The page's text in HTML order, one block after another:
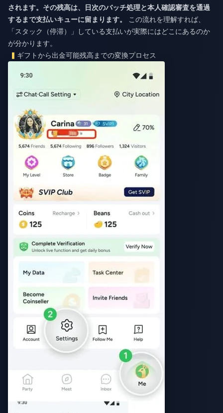
されます。その残高は、日次のバッチ処理と本人確認審査を通過
するまで支払いキューに留まります。
この流れを理解すれば、
「スタック（停滞）」している支払いが実際にはどこにあるのか
が分かります。
ギフトから出金可能残高までの変換プロセス